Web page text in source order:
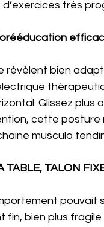
très
révèlent bien
Glissez
cette posture
musculo
TABLE, TALON
pouvait
fin, bien plus